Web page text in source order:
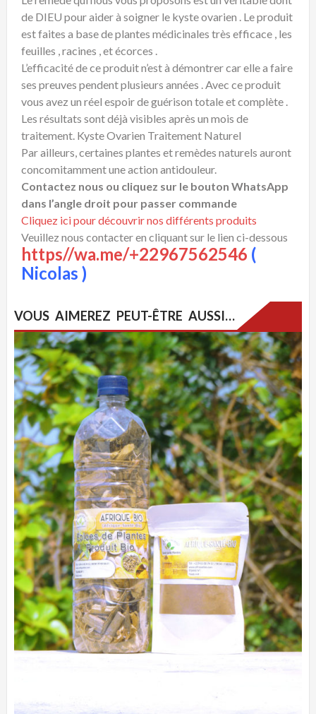
de DIEU pour aider à soigner le kyste ovarien . Le produit
est faites a base de plantes médicinales très efficace , les
feuilles , racines , et écorces .
L’efficacité de ce produit n’est à démontrer car elle a faire
ses preuves pendent plusieurs années . Avec ce produit
vous avez un réel espoir de guérison totale et complète .
Les résultats sont déjà visibles après un mois de
traitement. Kyste Ovarien Traitement Naturel
Par ailleurs, certaines plantes et remèdes naturels auront
concomitamment une action antidouleur.
Contactez nous ou cliquez sur le bouton WhatsApp
dans l’angle droit pour passer commande
Cliquez ici pour découvrir nos différents produits
Veuillez nous contacter en cliquant sur le lien ci-dessous
https//wa.me/+22967562546 (
Nicolas )
VOUS AIMEREZ PEUT-ÊTRE AUSSI…